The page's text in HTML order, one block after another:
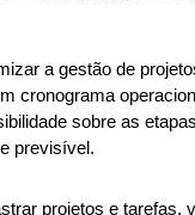
a gestão de
cronograma
sobre as
previsível.
projetos e tarefas,